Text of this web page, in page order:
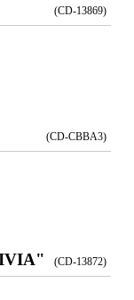
(CD-13869)
(CD-CBBA3)
(CD-13872)